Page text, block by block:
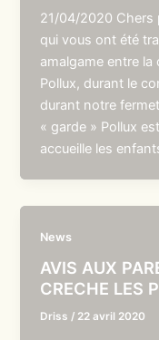
21/04/2020 Chers
qui vous ont été
amalgame entre la
Pollux, durant le
durant notre
« garde » Pollux
accueille les
News
AVIS AUX
CRECHE LES
Driss / 22 avril 2020